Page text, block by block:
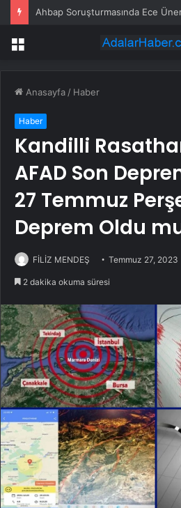
Menü
Anasayfa / Haber
Haber
Kandilli
AFAD Son
27 Temmuz
Deprem Oldu
FİLİZ MENDEŞ Temmuz 27, 2023
2 dakika okuma süresi